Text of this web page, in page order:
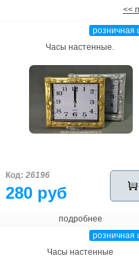
<<
розничная
Часы настенные.
Код: 26196
280 руб
подробнее
розничная
Часы настенные